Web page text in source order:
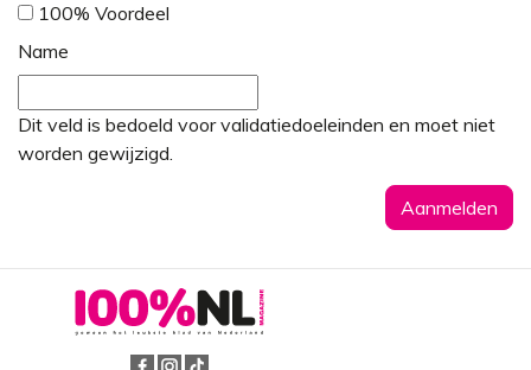
100% Voordeel
Name
Dit veld is bedoeld voor validatiedoeleinden en moet niet
worden gewijzigd.